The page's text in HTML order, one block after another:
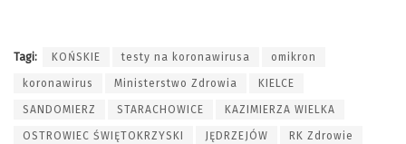
Tagi: KOŃSKIE testy na koronawirusa omikron
koronawirus Ministerstwo Zdrowia KIELCE
SANDOMIERZ STARACHOWICE KAZIMIERZA WIELKA
OSTROWIEC ŚWIĘTOKRZYSKI JĘDRZEJÓW RK Zdrowie